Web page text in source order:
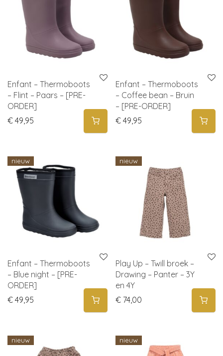
Enfant – Thermoboots
– Flint – Paars – [PRE-
ORDER]
€ 49,95
Enfant – Thermoboots
– Coffee bean – Bruin
– [PRE-ORDER]
€ 49,95
nieuw
Enfant – Thermoboots
– Blue night – [PRE-
ORDER]
€ 49,95
nieuw
Play Up – Twill broek –
Drawing – Panter – 3Y
en 4Y
€ 74,00
nieuw nieuw